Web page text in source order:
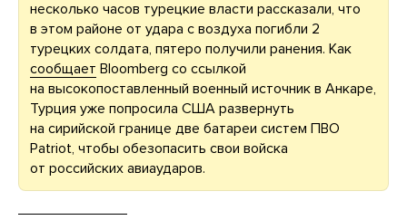
несколько часов турецкие власти рассказали, что
в этом районе от удара с воздуха погибли 2
турецких солдата, пятеро получили ранения. Как
сообщает Bloomberg со ссылкой
на высокопоставленный военный источник в Анкаре,
Турция уже попросила США развернуть
на сирийской границе две батареи систем ПВО
Patriot, чтобы обезопасить свои войска
от российских авиаударов.